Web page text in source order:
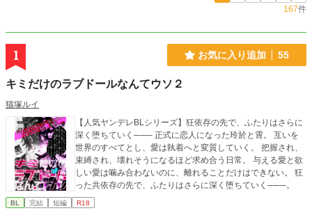
167件
1 お気に入り追加 55
キミだけのラブドールなんてウソ２
猫塚ルイ
【人気ヤンデレBLシリーズ】狂依存の先で、ふたりはさらに
深く堕ちていく─── 正式に恋人になった玲於と霄。 互いを
世界のすべてとし、愛は執着へと変質していく。 把握され、
束縛され、壊れそうになるほど求め合う日常。 与える愛と欲
しい愛は噛み合わないのに、離れることだけはできない。 狂
った共依存の先で、ふたりはさらに深く堕ちていく───。
BL 完結 短編 R18